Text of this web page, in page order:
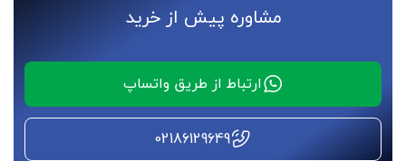
مشاوره پیش از خرید
ارتباط از طریق واتساپ
02186129649